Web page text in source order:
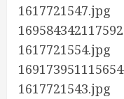
1617721547.jpg
1617721554.jpg
1617721543.jpg